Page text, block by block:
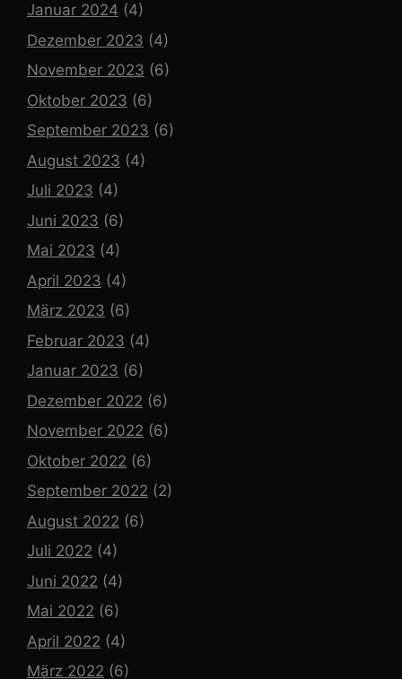
Januar 2024 (4)
Dezember 2023 (4)
November 2023 (6)
Oktober 2023 (6)
September 2023 (6)
August 2023 (4)
Juli 2023 (4)
Juni 2023 (6)
Mai 2023 (4)
April 2023 (4)
März 2023 (6)
Februar 2023 (4)
Januar 2023 (6)
Dezember 2022 (6)
November 2022 (6)
Oktober 2022 (6)
September 2022 (2)
August 2022 (6)
Juli 2022 (4)
Juni 2022 (4)
Mai 2022 (6)
April 2022 (4)
März 2022 (6)